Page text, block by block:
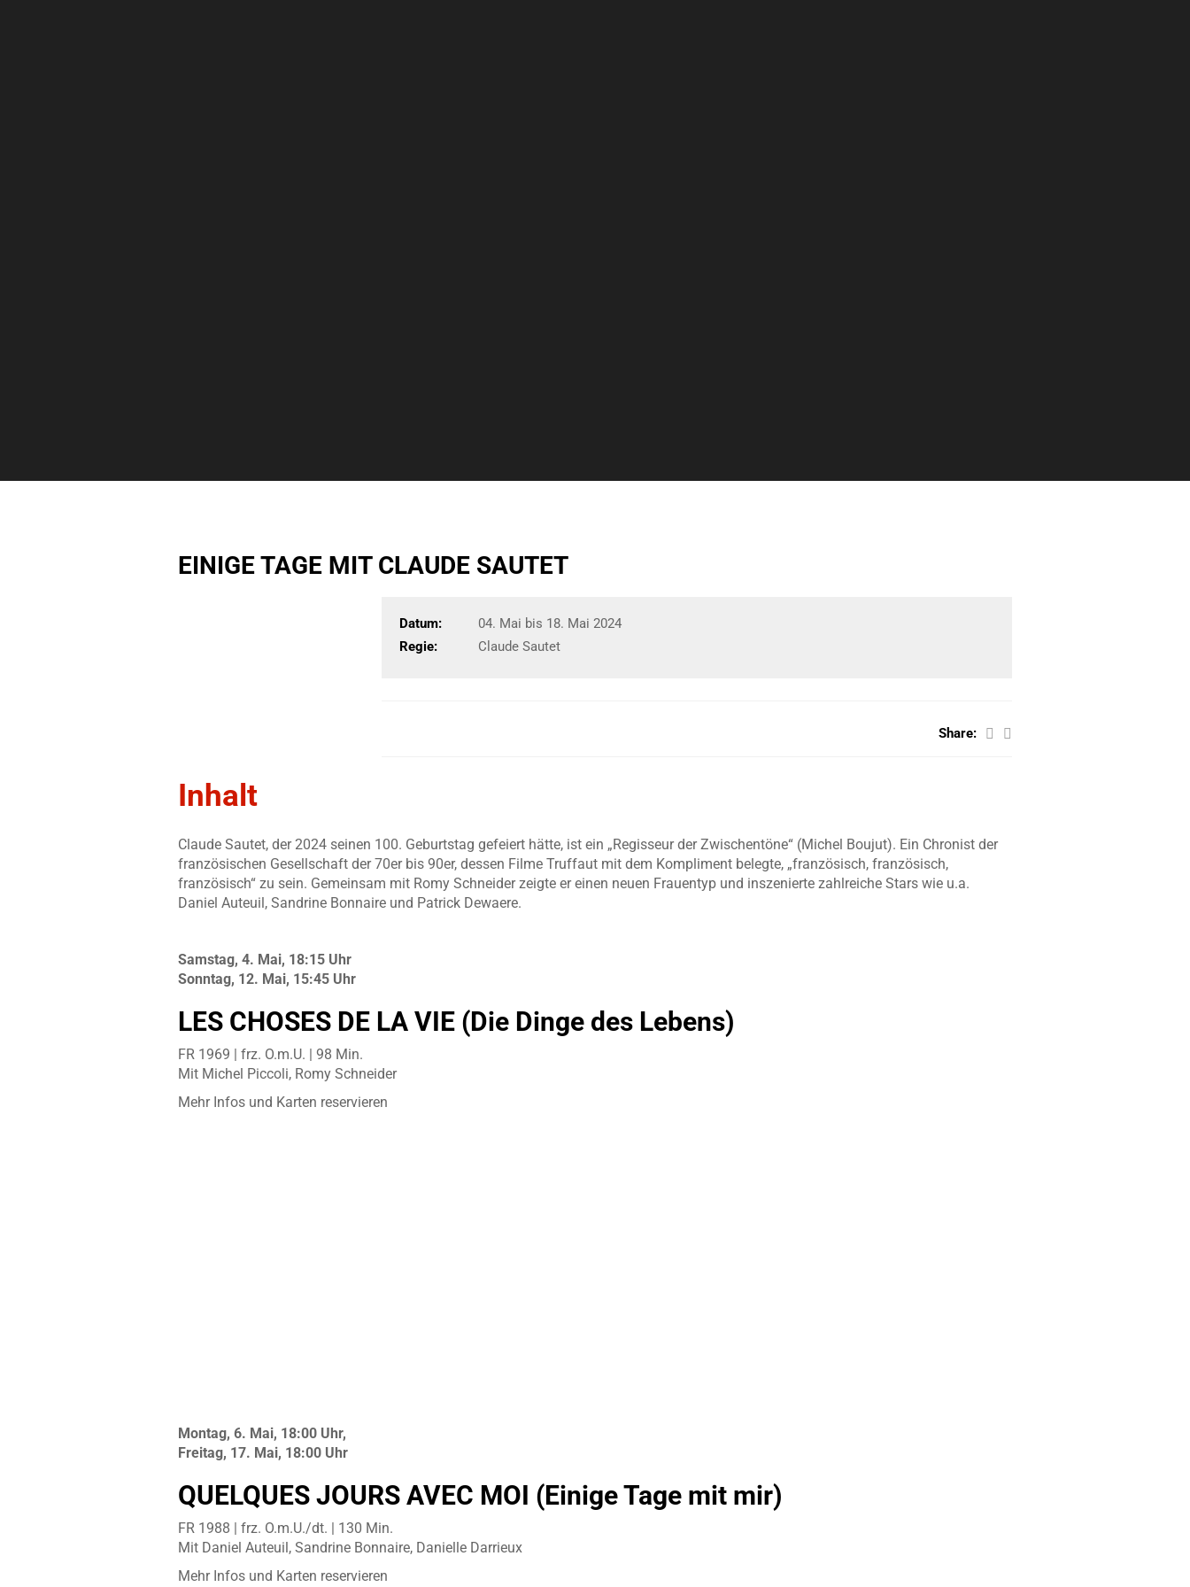
EINIGE TAGE MIT CLAUDE SAUTET
Datum:
04. Mai bis 18. Mai 2024
Regie:
Claude Sautet
Share:
Inhalt
Claude Sautet, der 2024 seinen 100. Geburtstag gefeiert hätte, ist ein „Regisseur der Zwischentöne“ (Michel Boujut). Ein Chronist der
französischen Gesellschaft der 70er bis 90er, dessen Filme Truffaut mit dem Kompliment belegte, „französisch, französisch,
französisch“ zu sein. Gemeinsam mit Romy Schneider zeigte er einen neuen Frauentyp und inszenierte zahlreiche Stars wie u.a.
Daniel Auteuil, Sandrine Bonnaire und Patrick Dewaere.
Samstag, 4. Mai, 18:15 Uhr
Sonntag, 12. Mai, 15:45 Uhr
LES CHOSES DE LA VIE (Die Dinge des Lebens)
FR 1969 | frz. O.m.U. | 98 Min.
Mit Michel Piccoli, Romy Schneider
Mehr Infos und Karten reservieren
Montag, 6. Mai, 18:00 Uhr,
Freitag, 17. Mai, 18:00 Uhr
QUELQUES JOURS AVEC MOI (Einige Tage mit mir)
FR 1988 | frz. O.m.U./dt. | 130 Min.
Mit Daniel Auteuil, Sandrine Bonnaire, Danielle Darrieux
Mehr Infos und Karten reservieren